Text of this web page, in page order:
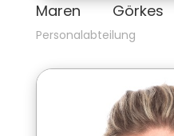
Maren        Görkes
Personalabteilung